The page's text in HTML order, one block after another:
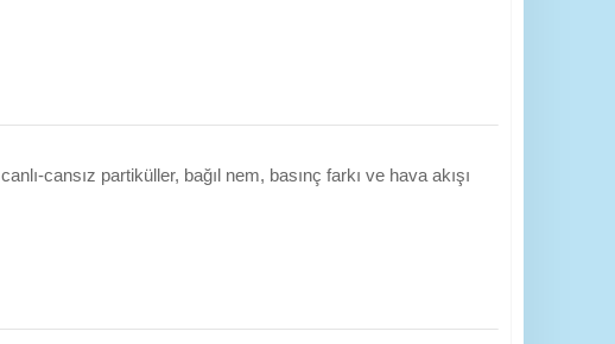
cansız partiküller, bağıl nem, basınç farkı ve hava akışı